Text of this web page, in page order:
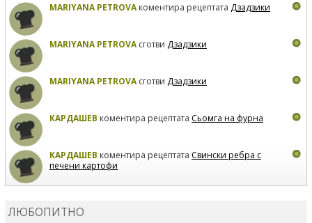
MARIYANA PETROVAкоментира рецептата Дзадзики
MARIYANA PETROVAсготви Дзадзики
MARIYANA PETROVAсготви Дзадзики
КАРДАШЕВ коментира рецептата Сьомга на фурна
КАРДАШЕВ коментира рецептата Свински ребра с
печени картофи
ЛЮБОПИТНО